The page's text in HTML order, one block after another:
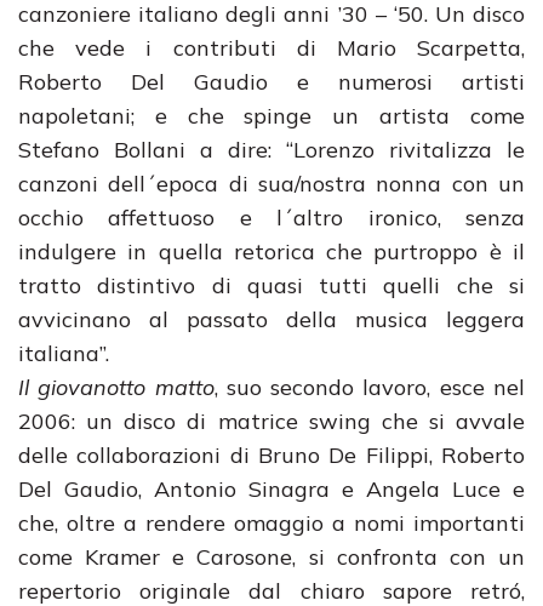
canzoniere italiano degli anni ’30 – ‘50. Un disco
che vede i contributi di Mario Scarpetta,
Roberto Del Gaudio e numerosi artisti
napoletani; e che spinge un artista come
Stefano Bollani a dire: “Lorenzo rivitalizza le
canzoni dell´epoca di sua/nostra nonna con un
occhio affettuoso e l´altro ironico, senza
indulgere in quella retorica che purtroppo è il
tratto distintivo di quasi tutti quelli che si
avvicinano al passato della musica leggera
italiana”.
Il giovanotto matto, suo secondo lavoro, esce nel
2006: un disco di matrice swing che si avvale
delle collaborazioni di Bruno De Filippi, Roberto
Del Gaudio, Antonio Sinagra e Angela Luce e
che, oltre a rendere omaggio a nomi importanti
come Kramer e Carosone, si confronta con un
repertorio originale dal chiaro sapore retró,